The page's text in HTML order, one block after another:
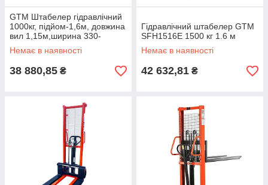
GTM Штабелер гідравлічний
1000кг, підйом-1,6м, довжина
вил 1,15м,ширина 330-
740мм/палета 1200*1000
Немає в наявності
38 880,85 ₴
Гідравлічний штабелер GTM
SFH1516E 1500 кг 1.6 м
Немає в наявності
42 632,81 ₴